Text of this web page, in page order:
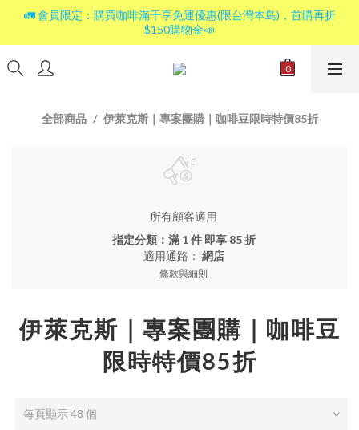
🚛 會員限定：購買咖啡滿千享免運優惠(限台灣本島)，首購再折
$150購物金📣
全部商品 伊萊克斯｜專案團購｜咖啡豆限時特價85折
所有顧客適用
指定分類：滿 1 件 即享 85 折
適用通路： 網店
條款與細則
伊萊克斯｜專案團購｜咖啡豆
限時特價85折
每頁顯示 48 個